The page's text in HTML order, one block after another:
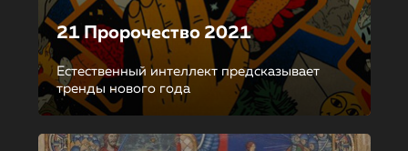
21 Пророчество 2021
Естественный интеллект предсказывает
тренды нового года